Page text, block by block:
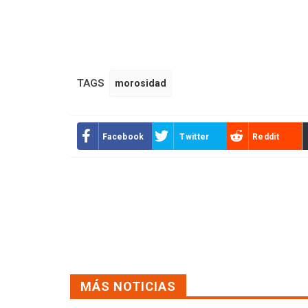
TAGS morosidad
Facebook Twitter Reddit
MÁS NOTICIAS